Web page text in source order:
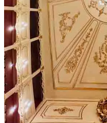
Partager
Françoise
Dec 15, 2025
Merci pour toutes ces
Bonnes fêtes de fin d’année
Répondre